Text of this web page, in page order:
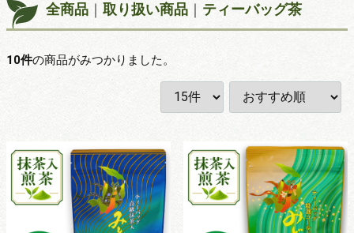
全商品 取り扱い商品 ティーバッグ茶
10件の商品がみつかりました。